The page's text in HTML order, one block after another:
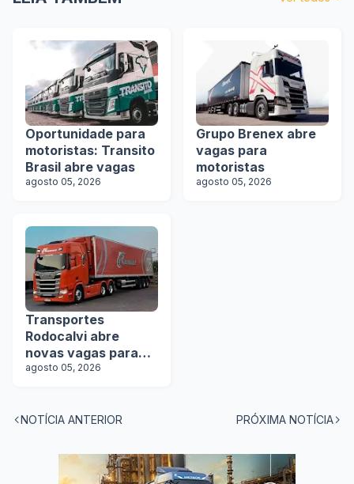
Oportunidade para
motoristas: Transito
Brasil abre vagas
agosto 05, 2026
Grupo Brenex abre
vagas para
motoristas
agosto 05, 2026
Transportes
Rodocalvi abre
novas vagas para
motoristas
agosto 05, 2026
NOTÍCIA ANTERIOR PRÓXIMA NOTÍCIA